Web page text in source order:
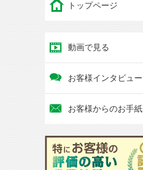
トップページ
動画で見る
お客様インタビュー
お客様からのお手紙